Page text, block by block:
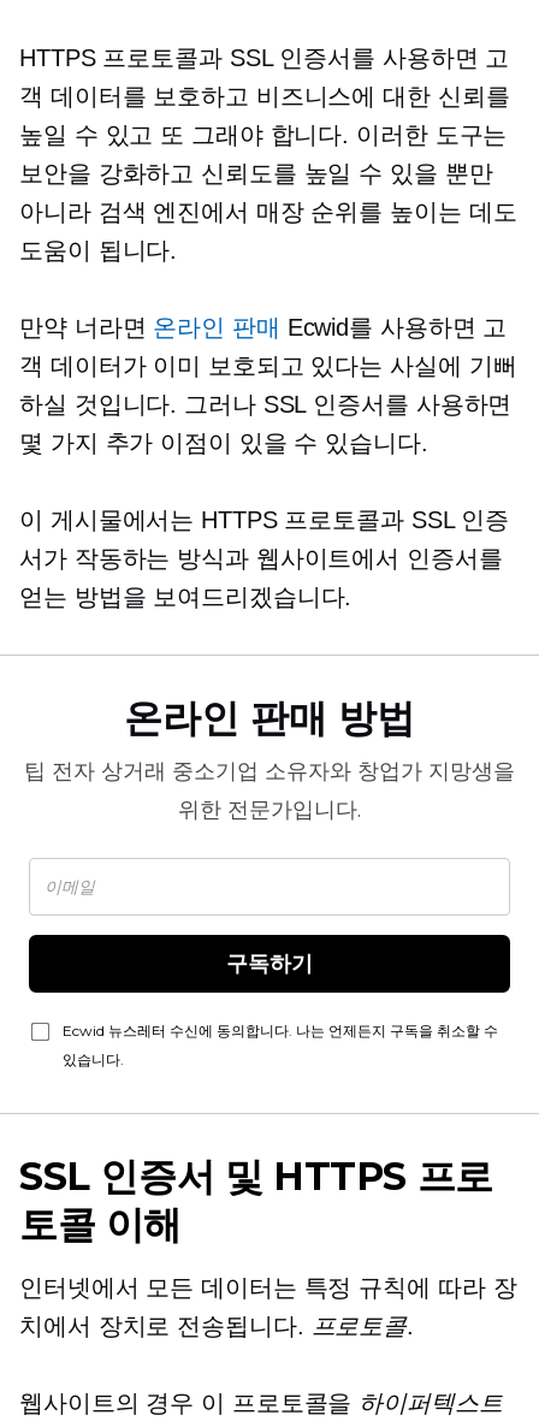
HTTPS 프로토콜과 SSL 인증서를 사용하면 고
객 데이터를 보호하고 비즈니스에 대한 신뢰를
높일 수 있고 또 그래야 합니다. 이러한 도구는
보안을 강화하고 신뢰도를 높일 수 있을 뿐만
아니라 검색 엔진에서 매장 순위를 높이는 데도
도움이 됩니다.
만약 너라면 온라인 판매 Ecwid를 사용하면 고
객 데이터가 이미 보호되고 있다는 사실에 기뻐
하실 것입니다. 그러나 SSL 인증서를 사용하면
몇 가지 추가 이점이 있을 수 있습니다.
이 게시물에서는 HTTPS 프로토콜과 SSL 인증
서가 작동하는 방식과 웹사이트에서 인증서를
얻는 방법을 보여드리겠습니다.
온라인 판매 방법
팁 전자 상거래 중소기업 소유자와 창업가 지망생을
위한 전문가입니다.
구독하기
Ecwid 뉴스레터 수신에 동의합니다. 나는 언제든지 구독을 취소할 수
있습니다.
SSL 인증서 및 HTTPS 프로
토콜 이해
인터넷에서 모든 데이터는 특정 규칙에 따라 장
치에서 장치로 전송됩니다. 프로토콜.
웹사이트의 경우 이 프로토콜을 하이퍼텍스트